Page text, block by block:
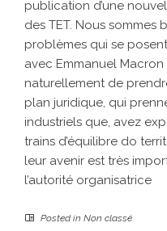
publication d’une
des TET. Nous sommes
problèmes qui se
avec Emmanuel
naturellement de
plan juridique, qui
industriels que, avez
trains d’équilibre do
leur avenir est très
l’autorité organisatrice
Posted in Non classé